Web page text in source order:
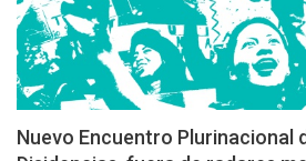
Nuevo Encuentro Plurinacional